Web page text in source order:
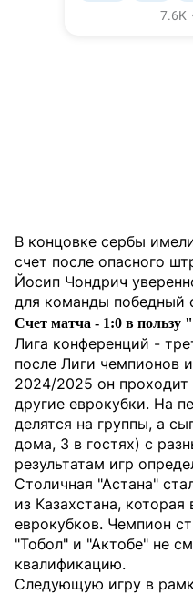
В концовке сербы
счет после опасного
Йосип Чондрич
для команды победный
Счет матча - 1:0 в
Лига конференций -
после Лиги чемпионов
2024/2025 он проходит
другие еврокубки. На
делятся на группы, а
дома, 3 в гостях) с
результатам игр
Столичная "Астана"
из Казахстана,
еврокубков. Чемпион
"Тобол" и "Актобе" не
квалификацию.
Следующую игру в